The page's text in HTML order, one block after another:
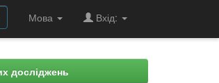
Мова Вхід:
досліджень